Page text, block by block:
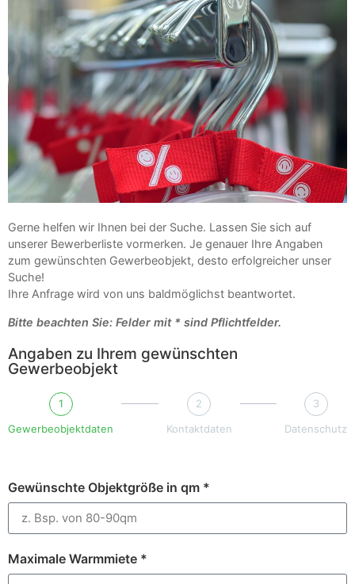
Gerne helfen wir Ihnen bei der Suche. Lassen Sie sich auf
unserer Bewerberliste vormerken. Je genauer Ihre Angaben
zum gewünschten Gewerbeobjekt, desto erfolgreicher unser
Suche!
Ihre Anfrage wird von uns baldmöglichst beantwortet.
Bitte beachten Sie: Felder mit * sind Pflichtfelder.
Angaben zu Ihrem gewünschten
Gewerbeobjekt
1
Gewerbeobjektdaten
2
Kontaktdaten
3
Datenschutz
Gewünschte Objektgröße in qm *
Maximale Warmmiete *